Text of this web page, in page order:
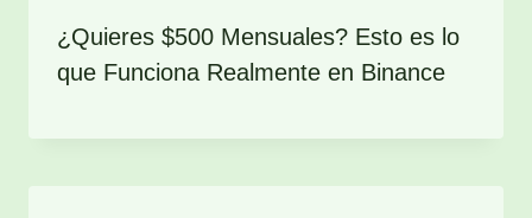
¿Quieres $500 Mensuales? Esto es lo
que Funciona Realmente en Binance